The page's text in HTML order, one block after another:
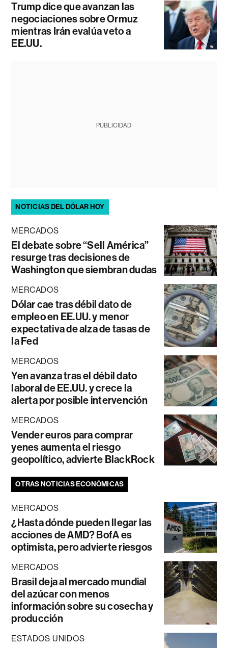
Trump dice que avanzan las
negociaciones sobre Ormuz
mientras Irán evalúa veto a
EE.UU.
PUBLICIDAD
NOTICIAS DEL DÓLAR HOY
MERCADOS
El debate sobre “Sell América”
resurge tras decisiones de
Washington que siembran dudas
MERCADOS
Dólar cae tras débil dato de
empleo en EE.UU. y menor
expectativa de alza de tasas de
la Fed
MERCADOS
Yen avanza tras el débil dato
laboral de EE.UU. y crece la
alerta por posible intervención
MERCADOS
Vender euros para comprar
yenes aumenta el riesgo
geopolítico, advierte BlackRock
OTRAS NOTICIAS ECONÓMICAS
MERCADOS
¿Hasta dónde pueden llegar las
acciones de AMD? BofA es
optimista, pero advierte riesgos
MERCADOS
Brasil deja al mercado mundial
del azúcar con menos
información sobre su cosecha y
producción
ESTADOS UNIDOS